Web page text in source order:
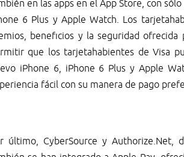
en las apps en el App Store, con
6 Plus y Apple Watch. Los
beneficios y la seguridad
que los tarjetahabientes de Visa
iPhone 6, iPhone 6 Plus y Apple
fácil con su manera de pago
último, CyberSource y Authorize.Net,